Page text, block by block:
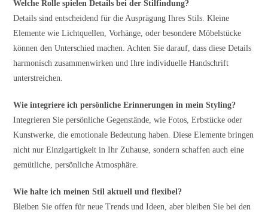
Welche Rolle spielen Details bei der Stilfindung?
Details sind entscheidend für die Ausprägung Ihres Stils. Kleine
Elemente wie Lichtquellen, Vorhänge, oder besondere Möbelstücke
können den Unterschied machen. Achten Sie darauf, dass diese Details
harmonisch zusammenwirken und Ihre individuelle Handschrift
unterstreichen.
Wie integriere ich persönliche Erinnerungen in mein Styling?
Integrieren Sie persönliche Gegenstände, wie Fotos, Erbstücke oder
Kunstwerke, die emotionale Bedeutung haben. Diese Elemente bringen
nicht nur Einzigartigkeit in Ihr Zuhause, sondern schaffen auch eine
gemütliche, persönliche Atmosphäre.
Wie halte ich meinen Stil aktuell und flexibel?
Bleiben Sie offen für neue Trends und Ideen, aber bleiben Sie bei den